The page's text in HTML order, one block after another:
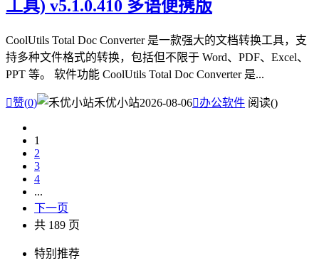
工具) v5.1.0.410 多语便携版
CoolUtils Total Doc Converter 是一款强大的文档转换工具，支
持多种文件格式的转换，包括但不限于 Word、PDF、Excel、
PPT 等。 软件功能 CoolUtils Total Doc Converter 是...
赞(0) 禾优小站2026-08-06办公软件 阅读()
1
2
3
4
...
下一页
共 189 页
特别推荐